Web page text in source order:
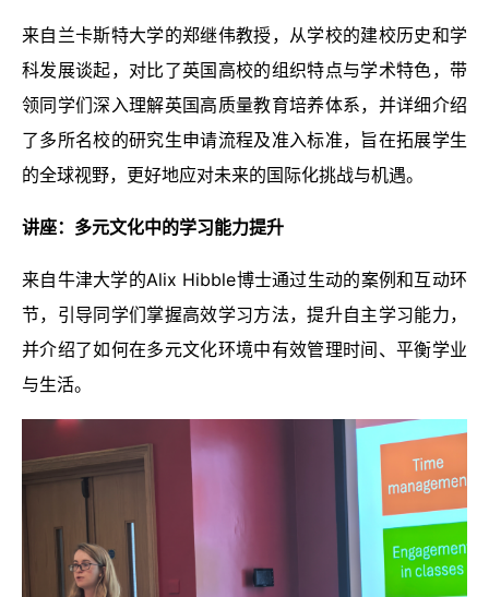
来自兰卡斯特大学的郑继伟教授，从学校的建校历史和学
科发展谈起，对比了英国高校的组织特点与学术特色，带
领同学们深入理解英国高质量教育培养体系，并详细介绍
了多所名校的研究生申请流程及准入标准，旨在拓展学生
的全球视野，更好地应对未来的国际化挑战与机遇。
讲座：多元文化中的学习能力提升
来自牛津大学的Alix Hibble博士通过生动的案例和互动环
节，引导同学们掌握高效学习方法，提升自主学习能力，
并介绍了如何在多元文化环境中有效管理时间、平衡学业
与生活。